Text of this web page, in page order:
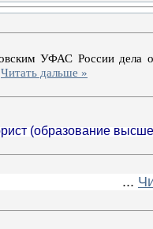
УФАС России дела о
Читать дальше »
(образование
...